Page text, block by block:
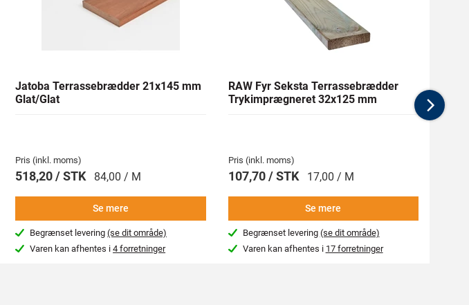
Jatoba Terrassebrædder 21x145 mm
Glat/Glat
Pris (inkl. moms)
518,20 / STK 84,00 / M
Se mere
Begrænset levering(se dit område)
Varen kan afhentes i4 forretninger
RAW Fyr Seksta Terrassebrædder
Trykimprægneret 32x125 mm
Pris (inkl. moms)
107,70 / STK 17,00 / M
Se mere
Begrænset levering (se dit område)
Varen kan afhentes i 17 forretninger
mm